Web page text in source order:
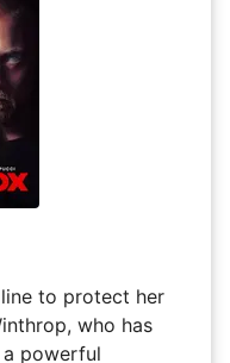
to protect her
who has
powerful